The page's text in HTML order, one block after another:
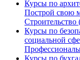
Курсы по
Построй свою
Курсы по
социальной
Курсы по